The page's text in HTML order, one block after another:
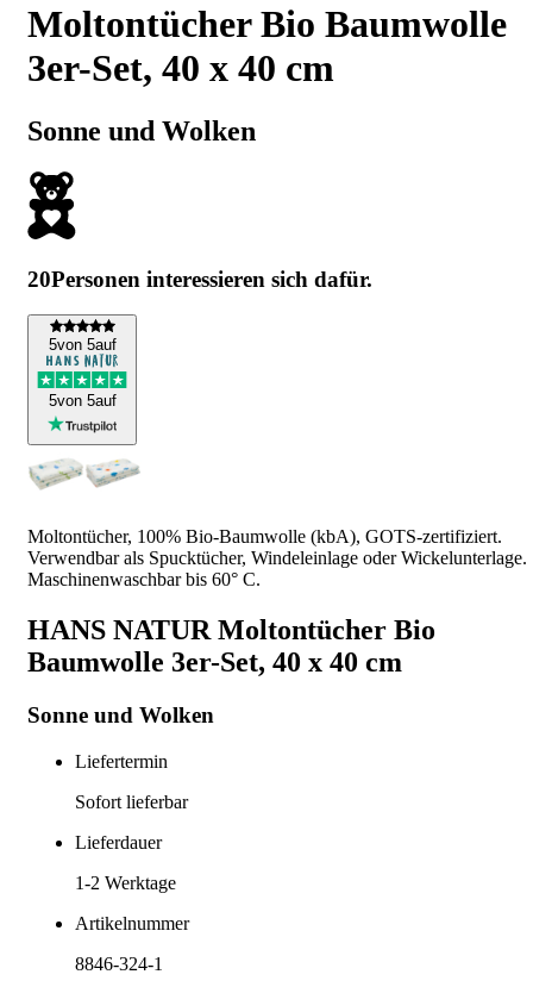
Moltontücher Bio Baumwolle
3er-Set, 40 x 40 cm
Sonne und Wolken
20Personen interessieren sich dafür.
5von 5auf
5von 5auf
Moltontücher, 100% Bio-Baumwolle (kbA), GOTS-zertifiziert.
Verwendbar als Spucktücher, Windeleinlage oder Wickelunterlage.
Maschinenwaschbar bis 60° C.
HANS NATUR Moltontücher Bio
Baumwolle 3er-Set, 40 x 40 cm
Sonne und Wolken
Liefertermin
Sofort lieferbar
Lieferdauer
1-2 Werktage
Artikelnummer
8846-324-1